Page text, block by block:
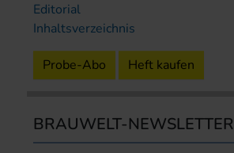
Editorial
Inhaltsverzeichnis
Probe-Abo Heft kaufen
BRAUWELT-NEWSLETTER